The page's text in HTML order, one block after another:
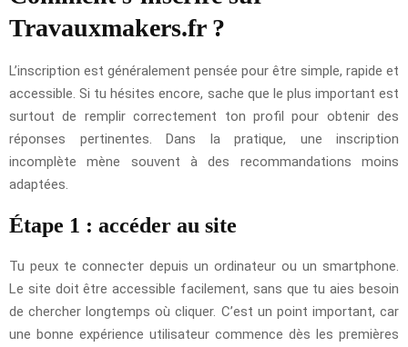
Travauxmakers.fr ?
L’inscription est généralement pensée pour être simple, rapide et
accessible. Si tu hésites encore, sache que le plus important est
surtout de remplir correctement ton profil pour obtenir des
réponses pertinentes. Dans la pratique, une inscription
incomplète mène souvent à des recommandations moins
adaptées.
Étape 1 : accéder au site
Tu peux te connecter depuis un ordinateur ou un smartphone.
Le site doit être accessible facilement, sans que tu aies besoin
de chercher longtemps où cliquer. C’est un point important, car
une bonne expérience utilisateur commence dès les premières